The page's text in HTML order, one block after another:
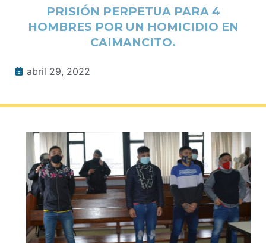
PRISIÓN PERPETUA PARA 4
HOMBRES POR UN HOMICIDIO EN
CAIMANCITO.
abril 29, 2022